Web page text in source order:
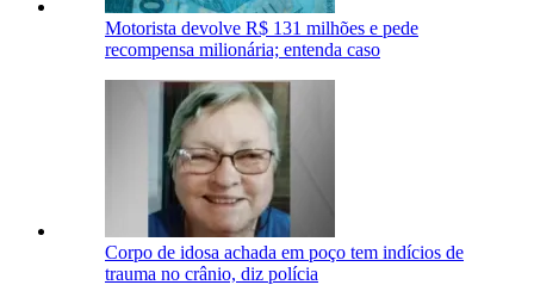
Motorista devolve R$ 131 milhões e pede
recompensa milionária; entenda caso
Corpo de idosa achada em poço tem indícios de
trauma no crânio, diz polícia